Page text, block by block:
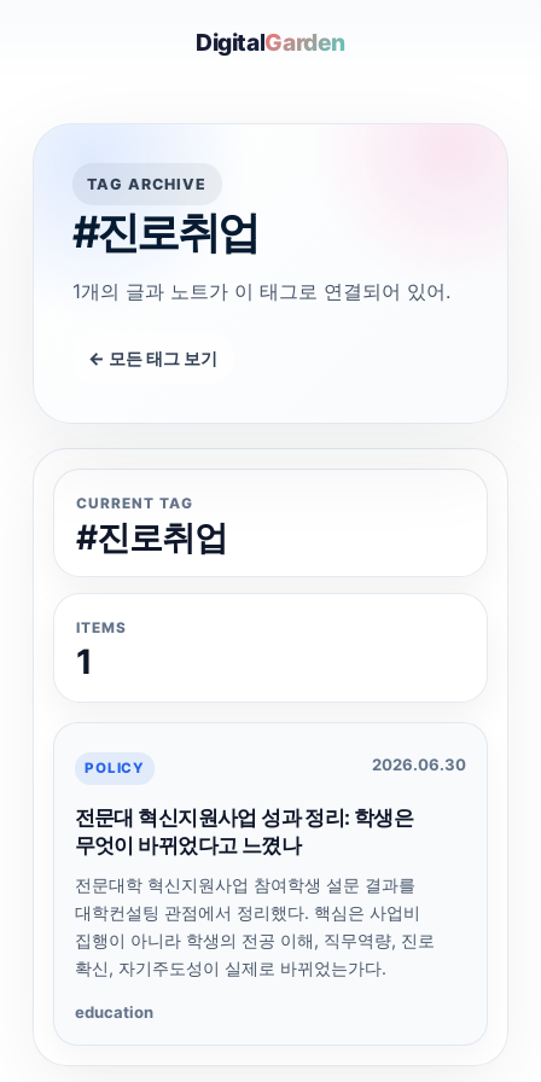
DigitalGarden
TAG ARCHIVE
#진로취업
1개의 글과 노트가 이 태그로 연결되어 있어.
← 모든 태그 보기
CURRENT TAG
#진로취업
ITEMS
1
POLICY 2026.06.30
전문대 혁신지원사업 성과 정리: 학생은
무엇이 바뀌었다고 느꼈나
전문대학 혁신지원사업 참여학생 설문 결과를
대학컨설팅 관점에서 정리했다. 핵심은 사업비
집행이 아니라 학생의 전공 이해, 직무역량, 진로
확신, 자기주도성이 실제로 바뀌었는가다.
education